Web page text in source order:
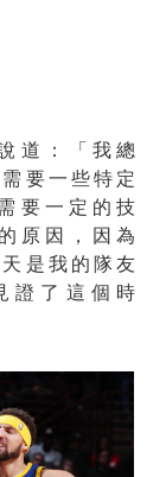
道：「我總
要一些特定
要一定的技
原因，因為
是我的隊友
證了這個時